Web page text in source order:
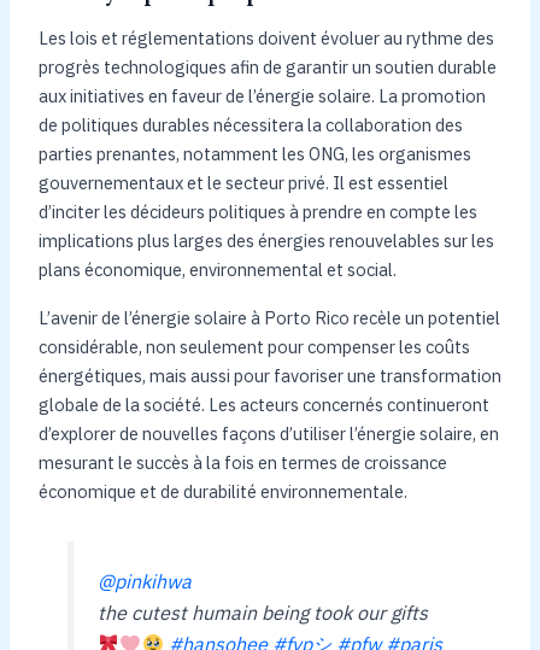
Les lois et réglementations doivent évoluer au rythme des
progrès technologiques afin de garantir un soutien durable
aux initiatives en faveur de l’énergie solaire. La promotion
de politiques durables nécessitera la collaboration des
parties prenantes, notamment les ONG, les organismes
gouvernementaux et le secteur privé. Il est essentiel
d’inciter les décideurs politiques à prendre en compte les
implications plus larges des énergies renouvelables sur les
plans économique, environnemental et social.
L’avenir de l’énergie solaire à Porto Rico recèle un potentiel
considérable, non seulement pour compenser les coûts
énergétiques, mais aussi pour favoriser une transformation
globale de la société. Les acteurs concernés continueront
d’explorer de nouvelles façons d’utiliser l’énergie solaire, en
mesurant le succès à la fois en termes de croissance
économique et de durabilité environnementale.
@pinkihwa
the cutest humain being took our gifts
#hansohee #fypシ #pfw #paris